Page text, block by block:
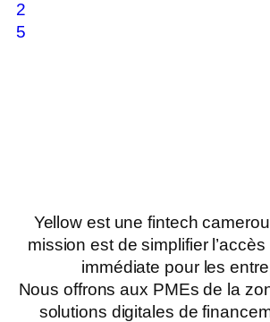
2
5
Yellow est une fintech
mission est de simplifier
immédiate pour les
Nous offrons aux PMEs de la
solutions digitales de